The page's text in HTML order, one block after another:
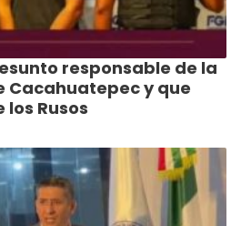
responsable de la
Cacahuatepec y que
Rusos